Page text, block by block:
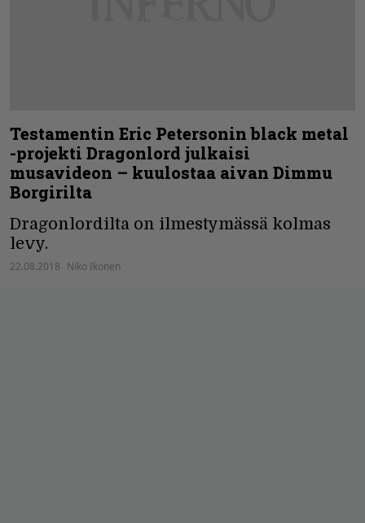
Testamentin Eric Petersonin black metal
-projekti Dragonlord julkaisi
musavideon – kuulostaa aivan Dimmu
Borgirilta
Dragonlordilta on ilmestymässä kolmas
levy.
22.08.2018 Niko Ikonen